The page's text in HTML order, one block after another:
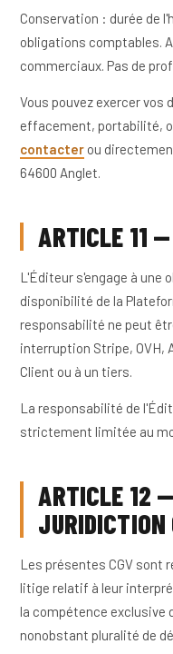
Conservation : durée de
obligations comptables.
commerciaux. Pas de
Vous pouvez exercer
effacement, portabilité,
contacter ou
64600 Anglet.
ARTICLE 11
L'Éditeur s'engage à une
disponibilité de la
responsabilité ne peut
interruption Stripe, OVH,
Client ou à un tiers.
La responsabilité de
strictement limitée au
ARTICLE 12
JURIDICTION
Les présentes CGV sont
litige relatif à leur
la compétence exclusive
nonobstant pluralité de